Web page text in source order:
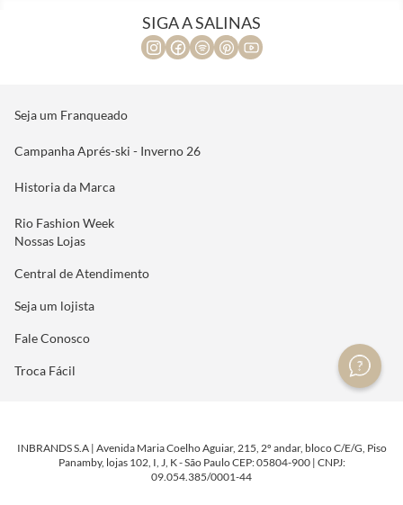
SIGA A SALINAS
Seja um Franqueado
Campanha Aprés-ski - Inverno 26
Historia da Marca
Rio Fashion Week
Nossas Lojas
Central de Atendimento
Seja um lojista
Fale Conosco
Troca Fácil
INBRANDS S.A | Avenida Maria Coelho Aguiar, 215, 2º andar, bloco C/E/G, Piso
Panamby, lojas 102, I, J, K - São Paulo CEP: 05804-900 | CNPJ:
09.054.385/0001-44